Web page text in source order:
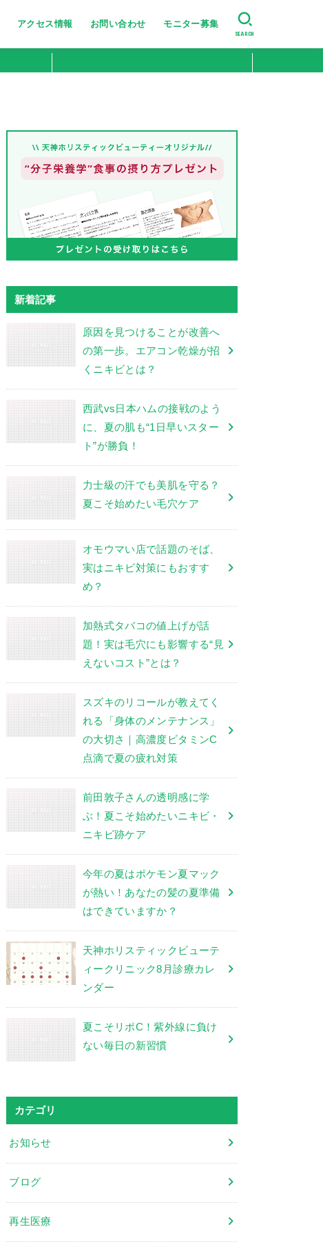
アクセス情報 お問い合わせ モニター募集
美肌・肌のハリ艶
たるみ・シワ改善
ニキビ跡・小じわ改善
肌の引き締め
ニキビ・シミ・肝斑改善
SEARCH
新着記事
原因を見つけることが改善へ
の第一歩。エアコン乾燥が招
くニキビとは？
西武vs日本ハムの接戦のよう
に、夏の肌も“1日早いスター
ト”が勝負！
力士級の汗でも美肌を守る？
夏こそ始めたい毛穴ケア
オモウマい店で話題のそば、
実はニキビ対策にもおすす
め？
加熱式タバコの値上げが話
題！実は毛穴にも影響する“見
えないコスト”とは？
スズキのリコールが教えてく
れる「身体のメンテナンス」
の大切さ｜高濃度ビタミンC
点滴で夏の疲れ対策
前田敦子さんの透明感に学
ぶ！夏こそ始めたいニキビ・
ニキビ跡ケア
今年の夏はポケモン夏マック
が熱い！あなたの髪の夏準備
はできていますか？
天神ホリスティックビューテ
ィークリニック8月診療カレ
ンダー
夏こそリポC！紫外線に負け
ない毎日の新習慣
カテゴリ
お知らせ
ブログ
再生医療